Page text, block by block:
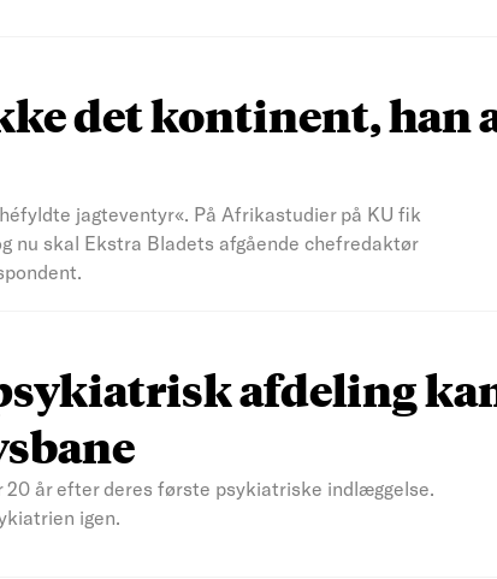
det kontinent, han
jagteventyr«. På Afrikastudier på KU fik
nu skal Ekstra Bladets afgående chefredaktør
afdeling
20 år efter deres første psykiatriske indlæggelse.
igen.